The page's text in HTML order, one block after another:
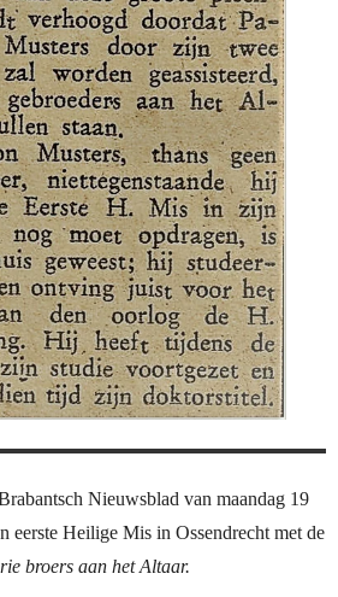
Nieuwsblad van maandag 19
eerste Heilige Mis in Ossendrecht met de
broers aan het Altaar.